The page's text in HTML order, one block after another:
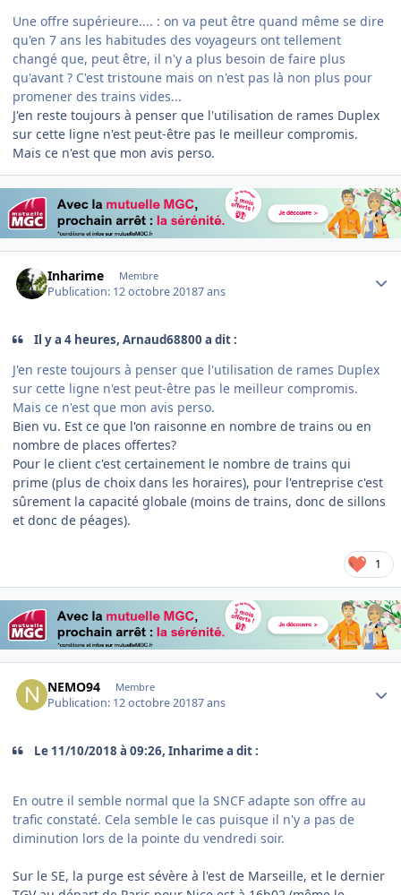
Une offre supérieure.... : on va peut être quand même se dire
qu'en 7 ans les habitudes des voyageurs ont tellement
changé que, peut être, il n'y a plus besoin de faire plus
qu'avant ? C'est tristoune mais on n'est pas là non plus pour
promener des trains vides...
J'en reste toujours à penser que l'utilisation de rames Duplex
sur cette ligne n'est peut-être pas le meilleur compromis.
Mais ce n'est que mon avis perso.
Inharime Membre
Publication: 12 octobre 20187 ans
Il y a 4 heures, Arnaud68800 a dit :
J'en reste toujours à penser que l'utilisation de rames Duplex
sur cette ligne n'est peut-être pas le meilleur compromis.
Mais ce n'est que mon avis perso.
Bien vu. Est ce que l'on raisonne en nombre de trains ou en
nombre de places offertes?
Pour le client c'est certainement le nombre de trains qui
prime (plus de choix dans les horaires), pour l'entreprise c'est
sûrement la capacité globale (moins de trains, donc de sillons
et donc de péages).
1
NEMO94 Membre
Publication: 12 octobre 20187 ans
Le 11/10/2018 à 09:26, Inharime a dit :
En outre il semble normal que la SNCF adapte son offre au
trafic constaté. Cela semble le cas puisque il n'y a pas de
diminution lors de la pointe du vendredi soir.
Sur le SE, la purge est sévère à l'est de Marseille, et le dernier